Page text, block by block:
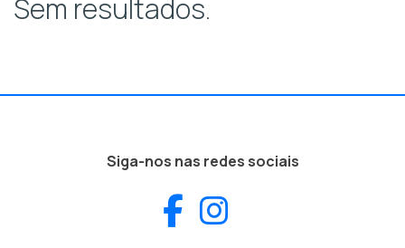
Sem resultados.
Siga-nos nas redes sociais
Facebook